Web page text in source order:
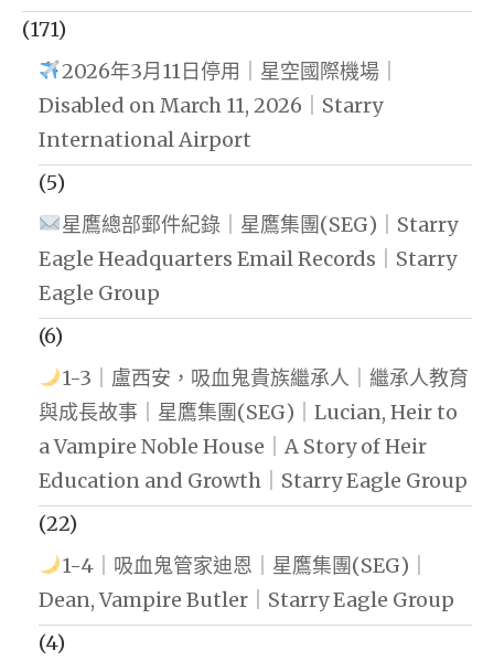
(171)
2026年3月11日停用｜星空國際機場｜
Disabled on March 11, 2026｜Starry
International Airport
(5)
星鷹總部郵件紀錄｜星鷹集團(SEG)｜Starry
Eagle Headquarters Email Records｜Starry
Eagle Group
(6)
1-3｜盧西安，吸血鬼貴族繼承人｜繼承人教育
與成長故事｜星鷹集團(SEG)｜Lucian, Heir to
a Vampire Noble House｜A Story of Heir
Education and Growth｜Starry Eagle Group
(22)
1-4｜吸血鬼管家迪恩｜星鷹集團(SEG)｜
Dean, Vampire Butler｜Starry Eagle Group
(4)